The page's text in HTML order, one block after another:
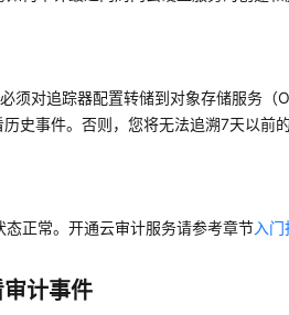
须对追踪器配置转储到对象存储服务（
史事件。否则，您将无法追溯7天以前的
正常。开通云审计服务请参考章节入
计事件